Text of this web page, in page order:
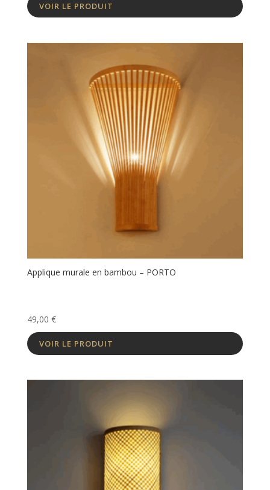
VOIR LE PRODUIT
Applique murale en bambou – PORTO
49,00 €
VOIR LE PRODUIT